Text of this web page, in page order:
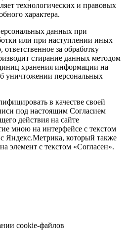
технологических и правовых
характера.
данных при
или при наступлении иных
за обработку
стирание данных методом
хранения информации на
уничтожении персональных
в качестве своей
под настоящим Согласием
действия на сайте
мною на интерфейсе с текстом
Яндекс.Метрика, который также
элемент с текстом «Согласен».
cookie-файлов